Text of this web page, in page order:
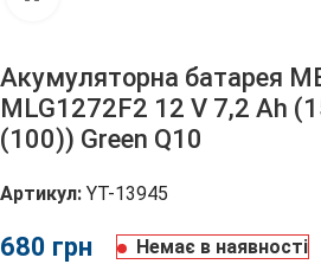
Акумуляторна батарея
MLG1272F2 12 V 7,2 Ah
(100)) Green Q10
Артикул: YT-13945
грн Немає в наявності